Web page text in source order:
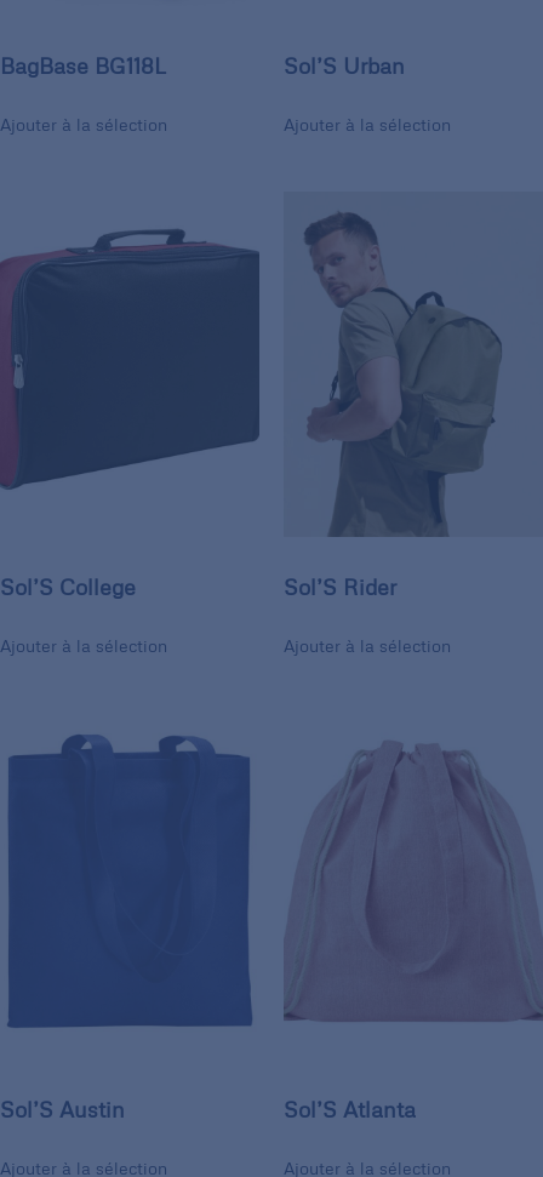
BagBase BG118L
Ajouter à la sélection
Sol’S Urban
Ajouter à la sélection
Sol’S College
Ajouter à la sélection
Sol’S Rider
Ajouter à la sélection
Sol’S Austin
Ajouter à la sélection
Sol’S Atlanta
Ajouter à la sélection